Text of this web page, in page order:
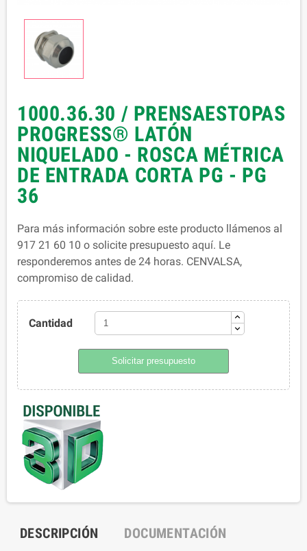
1000.36.30 / PRENSAESTOPAS
PROGRESS® LATÓN
NIQUELADO - ROSCA MÉTRICA
DE ENTRADA CORTA PG - PG
36
Para más información sobre este producto llámenos al
917 21 60 10 o solicite presupuesto aquí. Le
responderemos antes de 24 horas. CENVALSA,
compromiso de calidad.
Cantidad
Solicitar presupuesto
DESCRIPCIÓN DOCUMENTACIÓN